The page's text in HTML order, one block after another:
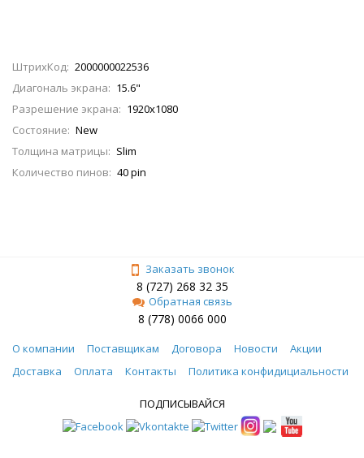
ШтрихКод: 2000000022536
Диагональ экрана: 15.6"
Разрешение экрана: 1920x1080
Состояние: New
Толщина матрицы: Slim
Количество пинов: 40 pin
Заказать звонок
8 (727) 268 32 35
Обратная связь
8 (778) 0066 000
О компании Поставщикам Договора Новости
Акции
Доставка
Оплата Контакты Политика конфидициальности
ПОДПИСЫВАЙСЯ